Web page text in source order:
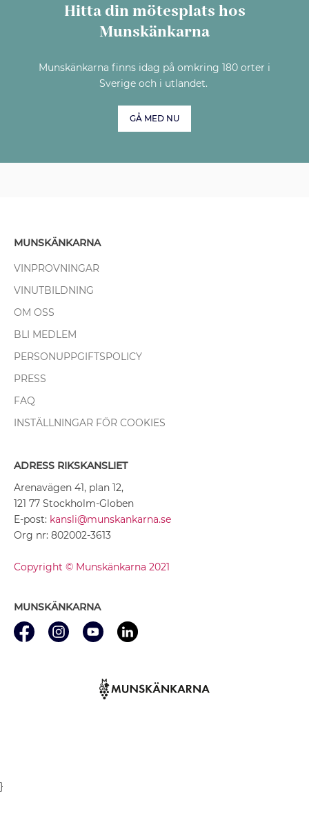
Hitta din mötesplats hos
Munskänkarna
Munskänkarna finns idag på omkring 180 orter i
Sverige och i utlandet.
GÅ MED NU
MUNSKÄNKARNA
VINPROVNINGAR
VINUTBILDNING
OM OSS
BLI MEDLEM
PERSONUPPGIFTSPOLICY
PRESS
FAQ
INSTÄLLNINGAR FÖR COOKIES
ADRESS RIKSKANSLIET
Arenavägen 41, plan 12,
121 77 Stockholm-Globen
E-post: kansli@munskankarna.se
Org nr: 802002-3613
Copyright © Munskänkarna 2021
MUNSKÄNKARNA
}